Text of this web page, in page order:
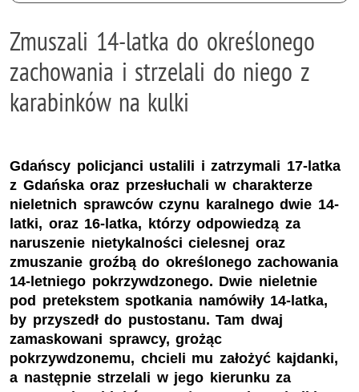
Zmuszali 14-latka do określonego
zachowania i strzelali do niego z
karabinków na kulki
Gdańscy policjanci ustalili i zatrzymali 17-latka
z Gdańska oraz przesłuchali w charakterze
nieletnich sprawców czynu karalnego dwie 14-
latki, oraz 16-latka, którzy odpowiedzą za
naruszenie nietykalności cielesnej oraz
zmuszanie groźbą do określonego zachowania
14-letniego pokrzywdzonego. Dwie nieletnie
pod pretekstem spotkania namówiły 14-latka,
by przyszedł do pustostanu. Tam dwaj
zamaskowani sprawcy, grożąc
pokrzywdzonemu, chcieli mu założyć kajdanki,
a następnie strzelali w jego kierunku za